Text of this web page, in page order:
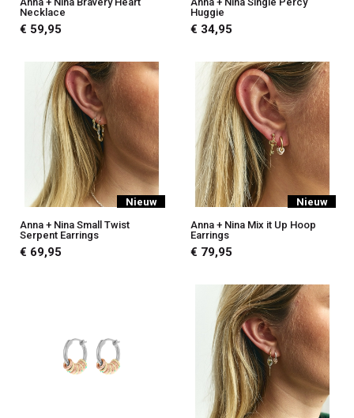
Necklace
€ 59,95
Huggie
€ 34,95
Nieuw
Anna + Nina Small Twist
Serpent Earrings
€ 69,95
Nieuw
Anna + Nina Mix it Up Hoop
Earrings
€ 79,95